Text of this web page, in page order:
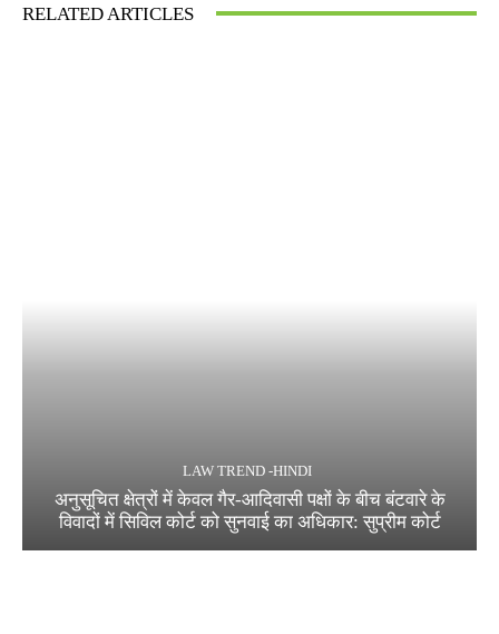
RELATED ARTICLES
LAW TREND -HINDI
अनुसूचित क्षेत्रों में केवल गैर-आदिवासी पक्षों के बीच बंटवारे के
विवादों में सिविल कोर्ट को सुनवाई का अधिकार: सुप्रीम कोर्ट